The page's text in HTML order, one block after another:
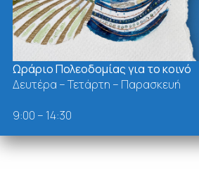
Ωράριο Πολεοδομίας για το κοινό
Δευτέρα – Τετάρτη – Παρασκευή
9:00 – 14:30